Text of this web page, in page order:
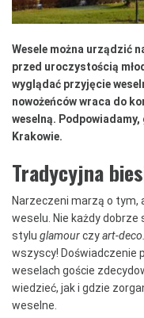
Wesele można urządzić
przed uroczystością
wyglądać przyjęcie
nowożeńców wraca do
weselną.
Krakowie.
Tradycyjna
Narzeczeni marzą o tym,
weselu. Nie każdy dobrze
stylu glamourczyart-deco.
wszyscy! Doświadczenie
weselach goście
wiedzieć, jak i gdzie
weselne.